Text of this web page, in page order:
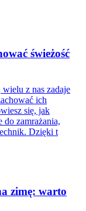
świeżość
z nas zadaje
ich
się, jak
do zamrażania,
Dzięki t
zimę: warto